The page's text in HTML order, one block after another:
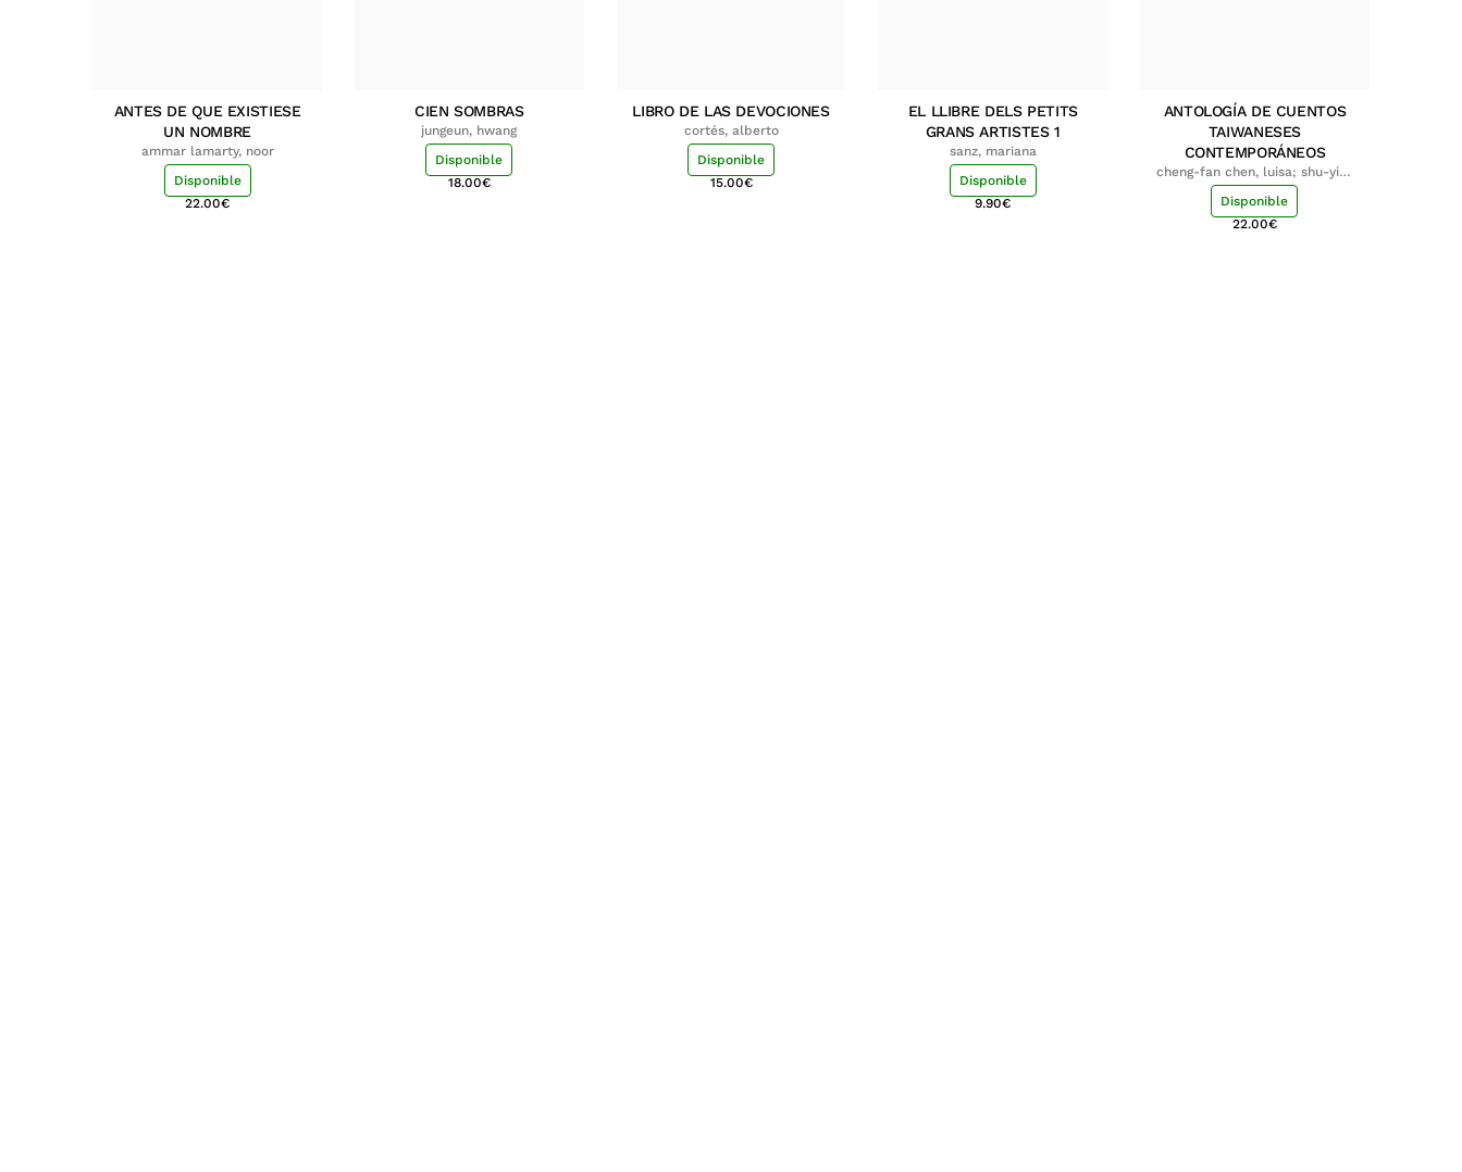
ANTES DE QUE EXISTIESE
UN NOMBRE
ammar lamarty, noor
Disponible
22.00€
CIEN SOMBRAS
jungeun, hwang
Disponible
18.00€
LIBRO DE LAS DEVOCIONES
cortés, alberto
Disponible
15.00€
EL LLIBRE DELS PETITS
GRANS ARTISTES 1
sanz, mariana
Disponible
9.90€
ANTOLOGÍA DE CUENTOS
TAIWANESES
CONTEMPORÁNEOS
cheng-fan chen, luisa; shu-ying
chang, luisa
Disponible
22.00€